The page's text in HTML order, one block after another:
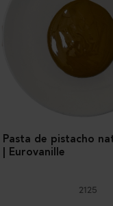
Pasta de pistacho
| Eurovanille
2125